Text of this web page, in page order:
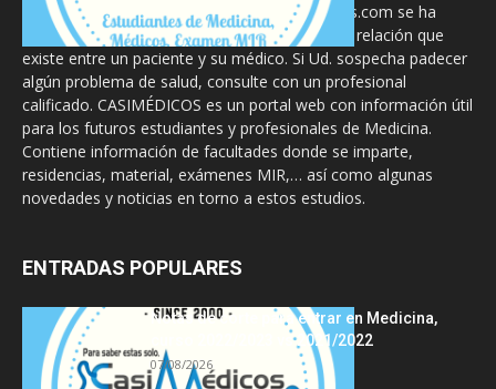
La información proporcionada en CasiMedicos.com se ha
diseñado para complementar, no substituir, la relación que
existe entre un paciente y su médico. Si Ud. sospecha padecer
algún problema de salud, consulte con un profesional
calificado. CASIMÉDICOS es un portal web con información útil
para los futuros estudiantes y profesionales de Medicina.
Contiene información de facultades donde se imparte,
residencias, material, exámenes MIR,… así como algunas
novedades y noticias en torno a estos estudios.
ENTRADAS POPULARES
Notas de corte para entrar en Medicina,
curso 2022/2023 vs 2021/2022
07/08/2026